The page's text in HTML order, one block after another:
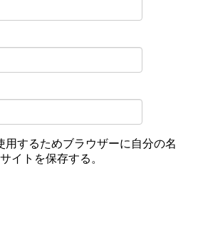
用するためブラウザーに自分の名
イトを保存する。